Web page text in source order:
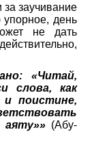
за заучивание
день
не дать
«Читай,
слова, как
поистине,
(Абу-